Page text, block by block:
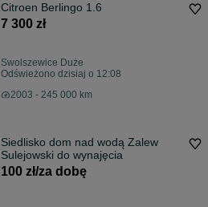
Citroen Berlingo 1.6
7 300 zł
Swolszewice Duże
Odświeżono dzisiaj o 12:08
2003 - 245 000 km
Siedlisko dom nad wodą Zalew
Sulejowski do wynajęcia
100 zł/za dobę